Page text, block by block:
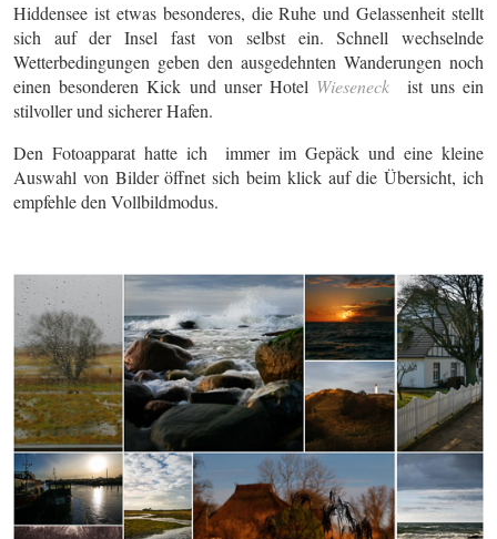
Hiddensee ist etwas besonderes, die Ruhe und Gelassenheit stellt
sich auf der Insel fast von selbst ein. Schnell wechselnde
Wetterbedingungen geben den ausgedehnten Wanderungen noch
einen besonderen Kick und unser Hotel Wieseneck ist uns ein
stilvoller und sicherer Hafen.
Den Fotoapparat hatte ich immer im Gepäck und eine kleine
Auswahl von Bilder öffnet sich beim klick auf die Übersicht, ich
empfehle den Vollbildmodus.